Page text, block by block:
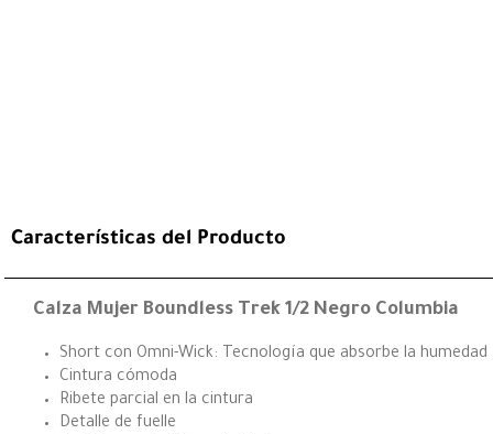
Características del Producto
Calza Mujer Boundless Trek 1/2 Negro Columbia
Short con Omni-Wick: Tecnología que absorbe la humedad
Cintura cómoda
Ribete parcial en la cintura
Detalle de fuelle